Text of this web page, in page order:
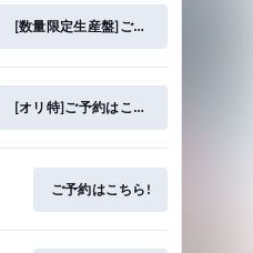
[数量限定生産盤]ご予約はこちら!
[オリ特]ご予約はこちら!
ご予約はこちら!